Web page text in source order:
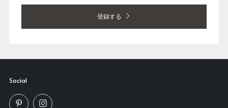
登録する
Social
PinterestInstagram